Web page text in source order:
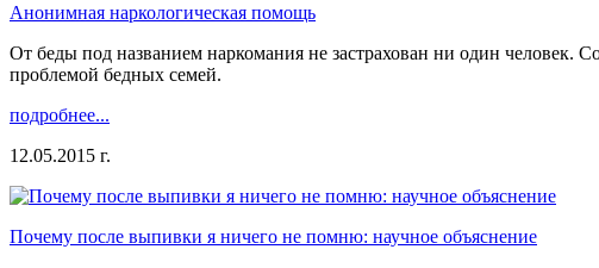
Анонимная наркологическая помощь
От беды под названием наркомания не застрахован ни один человек.
проблемой бедных семей.
подробнее...
12.05.2015 г.
Почему после выпивки я ничего не помню: научное объяснение